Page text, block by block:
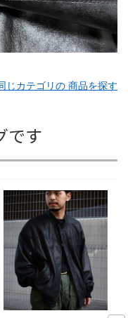
じカテゴリの 商品を探す
です